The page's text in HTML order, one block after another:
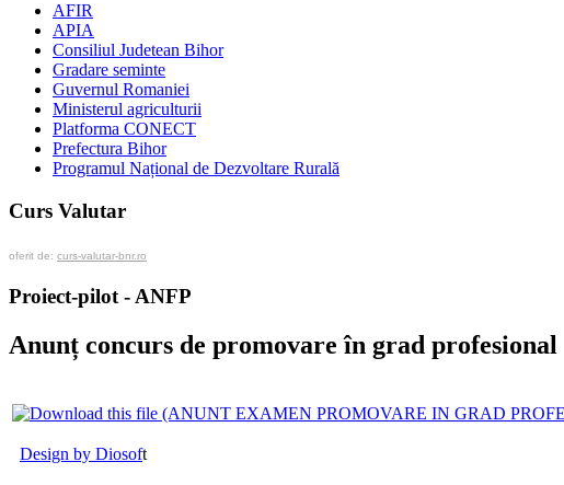
AFIR
APIA
Consiliul Judetean Bihor
Gradare seminte
Guvernul Romaniei
Ministerul agriculturii
Platforma CONECT
Prefectura Bihor
Programul Național de Dezvoltare Rurală
Curs Valutar
oferit de: curs-valutar-bnr.ro
Proiect-pilot - ANFP
Anunț concurs de promovare în grad profesional
Design by Diosoft